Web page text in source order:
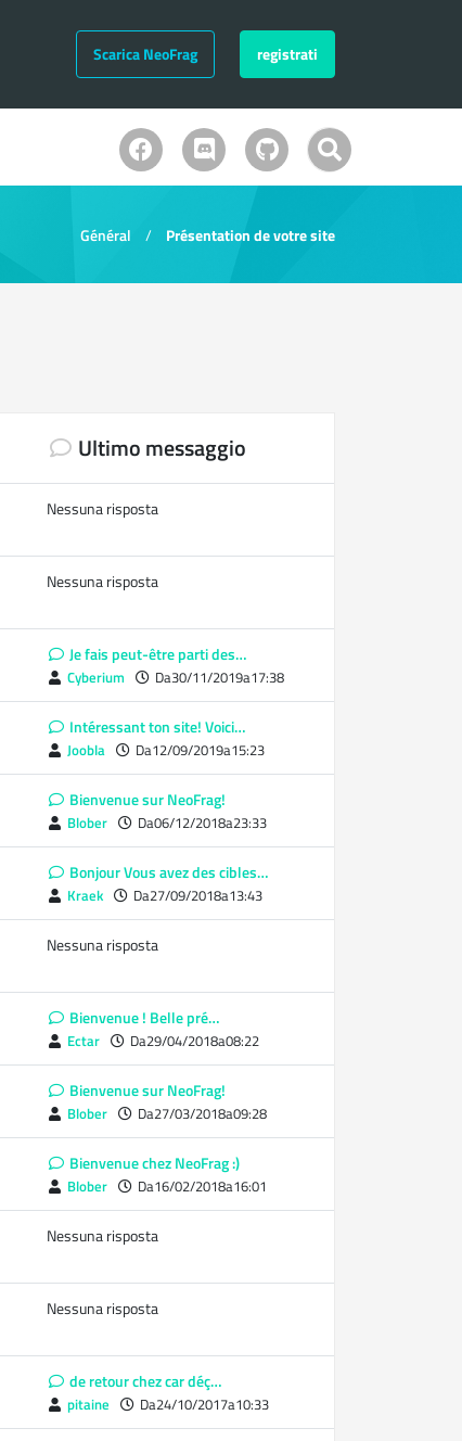
Scarica NeoFrag registrati
Général Présentation de votre site
Ultimo messaggio
Nessuna risposta
Nessuna risposta
Je fais peut-être parti des…
Cyberium Da30/11/2019a17:38
Intéressant ton site! Voici…
Joobla Da12/09/2019a15:23
Bienvenue sur NeoFrag!
Blober Da06/12/2018a23:33
Bonjour Vous avez des cibles…
Kraek Da27/09/2018a13:43
Nessuna risposta
Bienvenue ! Belle pré…
Ectar Da29/04/2018a08:22
Bienvenue sur NeoFrag!
Blober Da27/03/2018a09:28
Bienvenue chez NeoFrag :)
Blober Da16/02/2018a16:01
Nessuna risposta
Nessuna risposta
de retour chez car déç…
pitaine Da24/10/2017a10:33